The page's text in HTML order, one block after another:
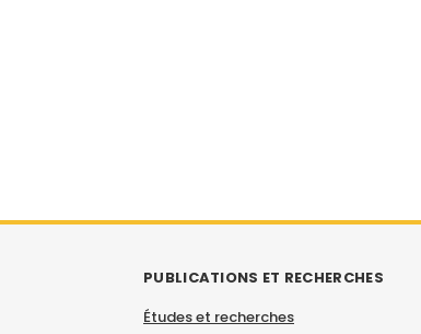
PUBLICATIONS ET RECHERCHES
Études et recherches